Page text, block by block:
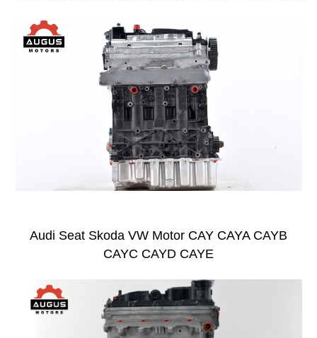
Audi Seat Skoda VW Motor CAY CAYA CAYB
CAYC CAYD CAYE